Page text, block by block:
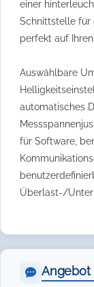
einer
Schnittstelle für
perfekt auf
Auswählbare
automatisches
für Software,
Überlast-/
Angebot